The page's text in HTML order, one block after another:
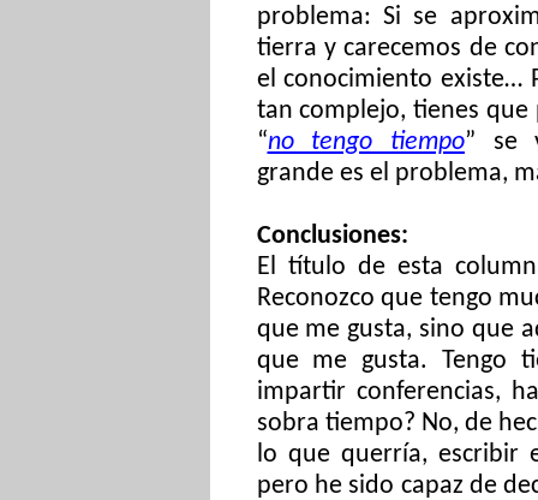
problema: Si se
tierra y carecemos de
el conocimiento existe…
tan complejo, tienes que
“no tengo tiempo” se
grande es el problema,
Conclusiones:
El título de esta
Reconozco que tengo
que me gusta, sino que
que me gusta. Tengo
impartir conferencias,
sobra tiempo? No, de
lo que querría, escribir
pero he sido capaz de